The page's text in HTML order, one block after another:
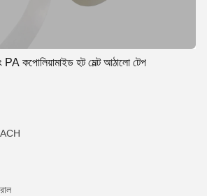
PA কপোলিয়ামাইড হট মেল্ট আঠালো টেপ